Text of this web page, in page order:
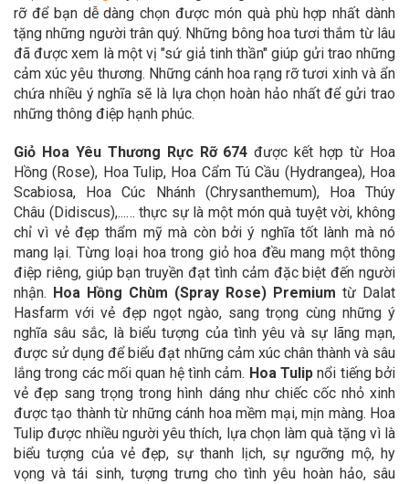
rỡ để bạn dễ dàng chọn được món quà phù hợp nhất dành
tặng những người trân quý. Những bông hoa tươi thắm từ lâu
đã được xem là một vị "sứ giả tinh thần" giúp gửi trao những
cảm xúc yêu thương. Những cánh hoa rạng rỡ tươi xinh và ẩn
chứa nhiều ý nghĩa sẽ là lựa chọn hoàn hảo nhất để gửi trao
những thông điệp hạnh phúc.
Giỏ Hoa Yêu Thương Rực Rỡ 674 được kết hợp từ Hoa
Hồng (Rose), Hoa Tulip, Hoa Cẩm Tú Cầu (Hydrangea), Hoa
Scabiosa, Hoa Cúc Nhánh (Chrysanthemum), Hoa Thúy
Châu (Didiscus),...… thực sự là một món quà tuyệt vời, không
chỉ vì vẻ đẹp thẩm mỹ mà còn bởi ý nghĩa tốt lành mà nó
mang lại. Từng loại hoa trong giỏ hoa đều mang một thông
điệp riêng, giúp bạn truyền đạt tình cảm đặc biệt đến người
nhận. Hoa Hồng Chùm (Spray Rose) Premium từ Dalat
Hasfarm với vẻ đẹp ngọt ngào, sang trọng cùng những ý
nghĩa sâu sắc, là biểu tượng của tình yêu và sự lãng mạn,
được sử dụng để biểu đạt những cảm xúc chân thành và sâu
lắng trong các mối quan hệ tình cảm. Hoa Tulip nổi tiếng bởi
vẻ đẹp sang trọng trong hình dáng như chiếc cốc nhỏ xinh
được tạo thành từ những cánh hoa mềm mại, mịn màng. Hoa
Tulip được nhiều người yêu thích, lựa chọn làm quà tặng vì là
biểu tượng của vẻ đẹp, sự thanh lịch, sự ngưỡng mộ, hy
vọng và tái sinh, tượng trưng cho tình yêu hoàn hảo, sâu